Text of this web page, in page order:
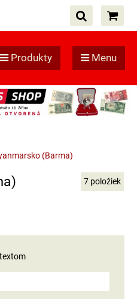
Produkty Menu
(Barma)
7 položiek